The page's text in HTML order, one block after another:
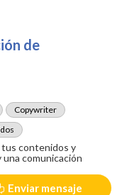
de
Copywriter
tus contenidos y
comunicación
Enviar mensaje